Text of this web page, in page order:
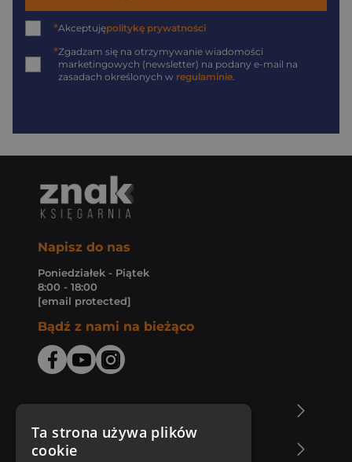
*Akceptujępolitykę prywatności
*Zgadzam się na otrzymywanie wiadomości
marketingowych (newsletter) na podany e-mail na
zasadach określonych w regulaminie.
Napisz do nas
Poniedziałek - Piątek
8:00 - 18:00
[email protected]
Bądź z nami na bieżąco
Zakupy u nas
Ta strona używa plików
cookie